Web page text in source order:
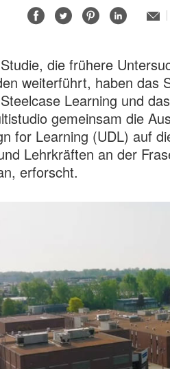
AufAufAufAuf
E-
die frühere
weiterführt, haben das
Learning und
gemeinsam die
for Learning (UDL) auf
Lehrkräften an der
erforscht.